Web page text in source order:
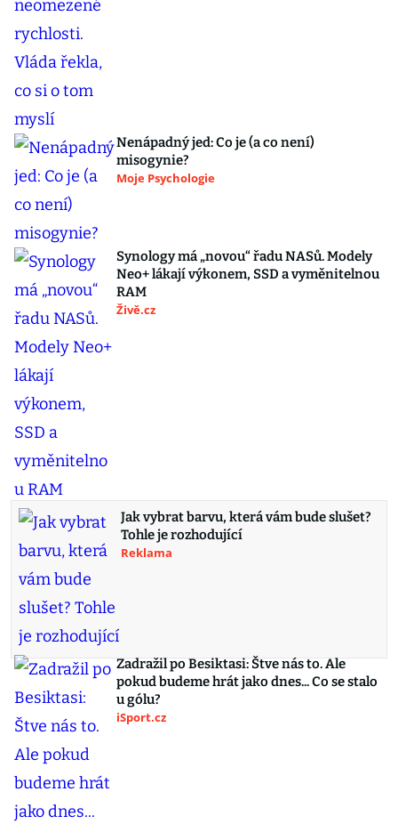
Nenápadný jed: Co je (a co není)
misogynie?
Moje Psychologie
Synology má „novou“ řadu NASů. Modely
Neo+ lákají výkonem, SSD a vyměnitelnou
RAM
Živě.cz
Jak vybrat barvu, která vám bude slušet?
Tohle je rozhodující
Reklama
Zadražil po Besiktasi: Štve nás to. Ale
pokud budeme hrát jako dnes... Co se stalo
u gólu?
iSport.cz